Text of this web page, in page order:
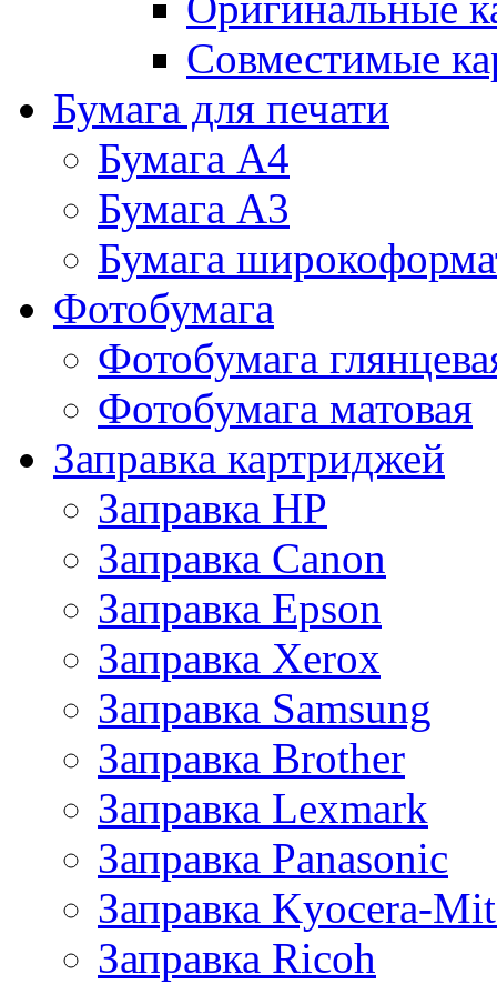
Совместимые
Бумага для печати
Бумага А4
Бумага А3
Бумага
Фотобумага
Фотобумага
Фотобумага матовая
Заправка картриджей
Заправка HP
Заправка Canon
Заправка Epson
Заправка Xerox
Заправка Samsung
Заправка Brother
Заправка Lexmark
Заправка Panasonic
Заправка Kyocera-
Заправка Ricoh